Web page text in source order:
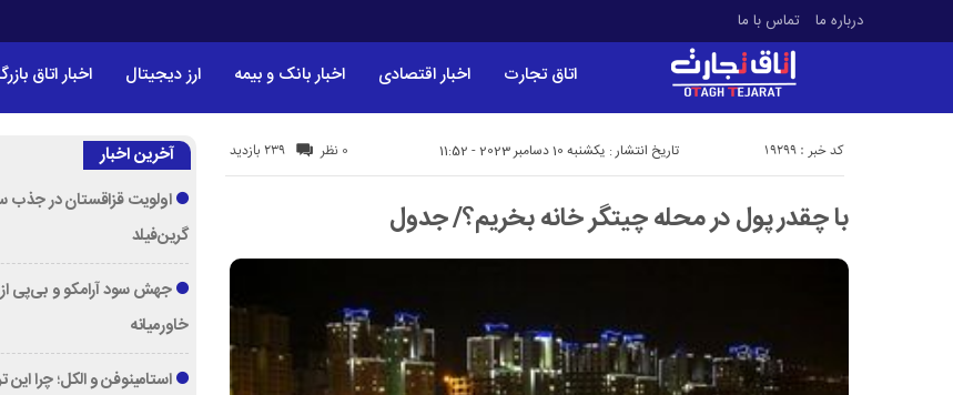
درباره ما تماس با ما
اتاق تجارت اخبار اقتصادی اخبار بانک و بیمه ارز دیجیتال اخبار اتاق
تاریخ انتشار : یکشنبه 10 دسامبر 2023 - 11:52 239 بازدید کد خبر : 19299 0 نظر
با چقدر پول در محله چیتگر خانه بخریم؟/ جدول
آخرین اخبار
اولویت قزاقستان در جذب
گرین‌فیلد
جهش سود آرامکو و بی‌پی
خاورمیانه
استامینوفن و الکل؛ چرا